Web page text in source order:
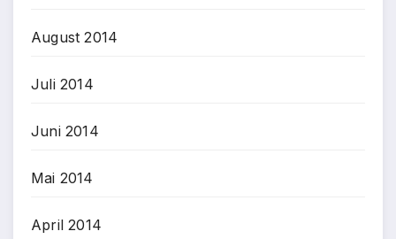
August 2014
Juli 2014
Juni 2014
Mai 2014
April 2014